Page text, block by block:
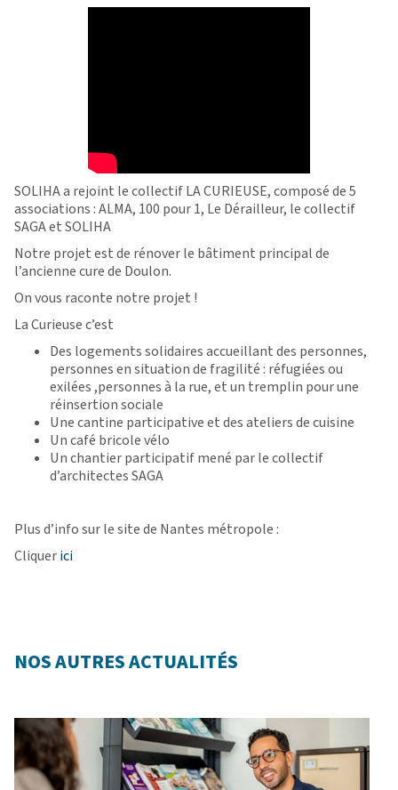
SOLIHA a rejoint le collectif LA CURIEUSE, composé de 5
associations : ALMA, 100 pour 1, Le Dérailleur, le collectif
SAGA et SOLIHA
Notre projet est de rénover le bâtiment principal de
l’ancienne cure de Doulon.
On vous raconte notre projet !
La Curieuse c’est
Des logements solidaires accueillant des personnes,
personnes en situation de fragilité : réfugiées ou
exilées ,personnes à la rue, et un tremplin pour une
réinsertion sociale
Une cantine participative et des ateliers de cuisine
Un café bricole vélo
Un chantier participatif mené par le collectif
d’architectes SAGA
Plus d’info sur le site de Nantes métropole :
Cliquerici
NOS AUTRES ACTUALITÉS